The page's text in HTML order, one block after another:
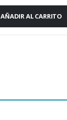
AÑADIR AL CARRITO